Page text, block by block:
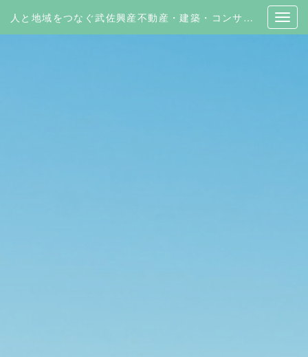
人と地域をつなぐ武佐興産不動産・建築・コンサルティング | 有限会社 武佐興産